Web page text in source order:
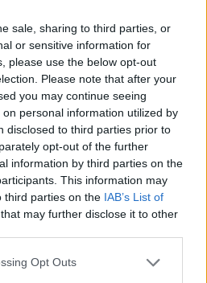
sale, sharing to third parties, or
or sensitive information for
please use the below opt-out
Please note that after your
you may continue seeing
personal information utilized by
disclosed to third parties prior to
opt-out of the further
information by third parties on the
This information may
third parties on the IAB’s List of
that may further disclose it to other
Opt Outs
This site is protected by
reCAPTCHA and the Google
Privacy Policyand Terms of